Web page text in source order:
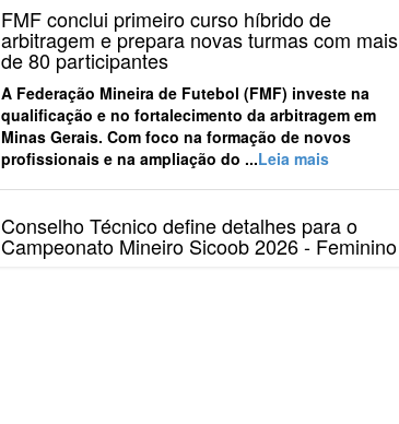
FMF conclui primeiro curso híbrido de
arbitragem e prepara novas turmas com mais
de 80 participantes
A Federação Mineira de Futebol (FMF) investe na
qualificação e no fortalecimento da arbitragem em
Minas Gerais. Com foco na formação de novos
profissionais e na ampliação do ...Leia mais
Conselho Técnico define detalhes para o
Campeonato Mineiro Sicoob 2026 - Feminino